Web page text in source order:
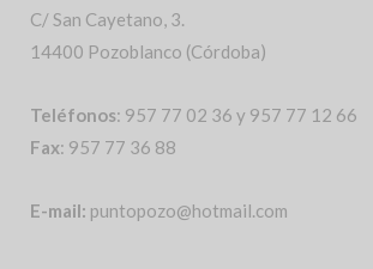
C/ San Cayetano, 3.
14400 Pozoblanco (Córdoba)
Teléfonos: 957 77 02 36 y 957 77 12 66
Fax: 957 77 36 88
E-mail: puntopozo@hotmail.com